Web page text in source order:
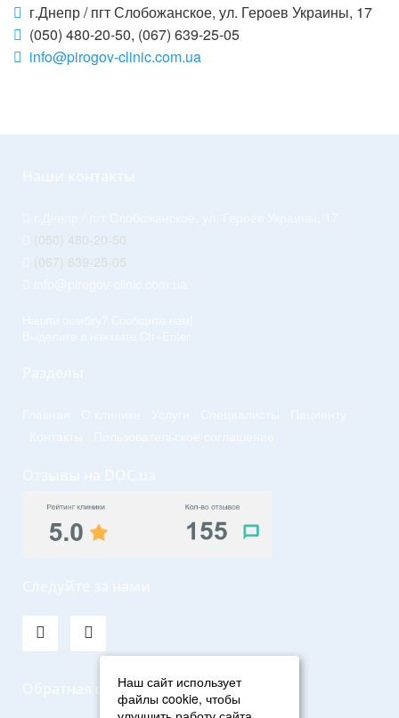
г.Днепр / пгт Слобожанское, ул. Героев Украины, 17
(050) 480-20-50, (067) 639-25-05
info@pirogov-clinic.com.ua
(050) 480-20-50
(067) 639-25-05
Обратная связьНаш сайт использует
файлы cookie, чтобы